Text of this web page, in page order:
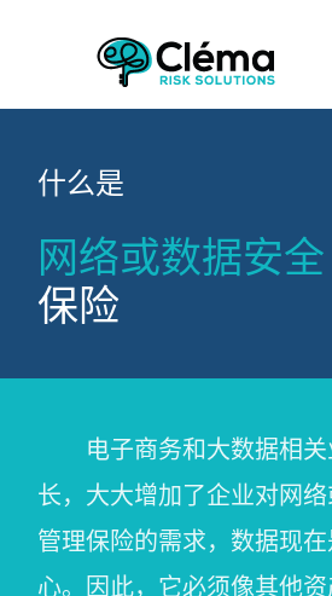
什么是
网络或数据安全
保险
电子商务和大数据相关
长，大大增加了企业对网
管理保险的需求，数据现
心。因此，它必须像其他